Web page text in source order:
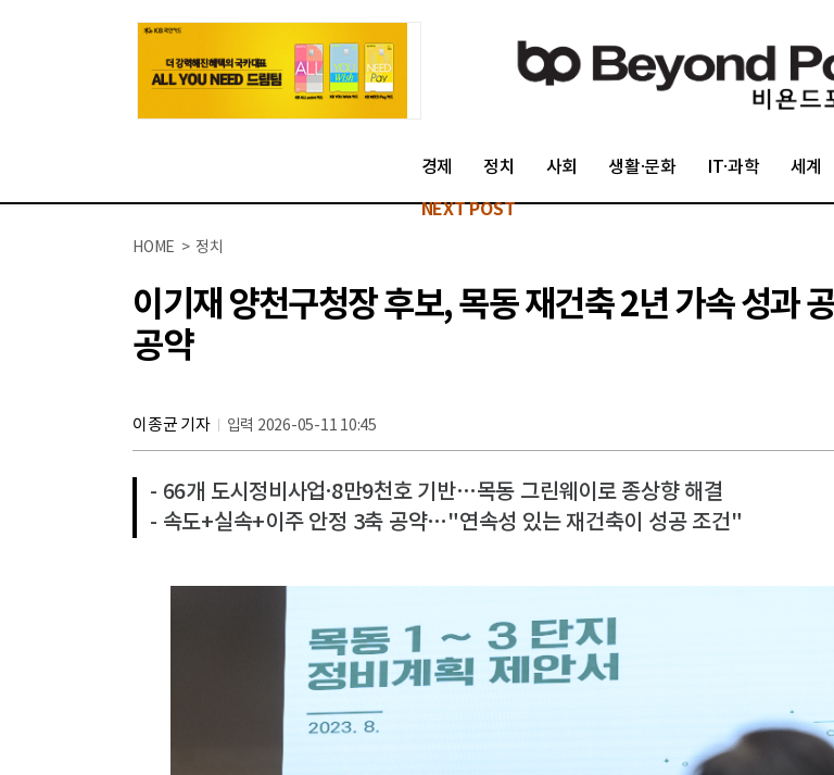
경제 정치 사회 생활·문화 IT·과학 세계
NEXT POST
HOME > 정치
이기재 양천구청장 후보, 목동 재건축 2년 가속 성과
공약
이종균 기자 입력 2026-05-11 10:45
- 66개 도시정비사업·8만9천호 기반…목동 그린웨이로 종상향 해결
- 속도+실속+이주 안정 3축 공약…"연속성 있는 재건축이 성공 조건"